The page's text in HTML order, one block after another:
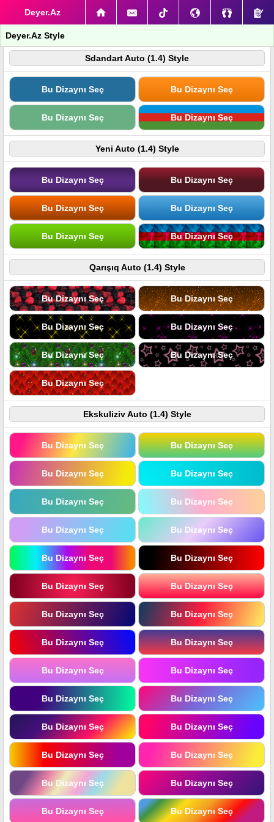
Deyer.Az
Deyer.Az Style
Sdandart Auto (1.4) Style
Bu Dizaynı Seç Bu Dizaynı Seç
Bu Dizaynı Seç Bu Dizaynı Seç
Yeni Auto (1.4) Style
Bu Dizaynı Seç Bu Dizaynı Seç
Bu Dizaynı Seç Bu Dizaynı Seç
Bu Dizaynı Seç Bu Dizaynı Seç
Qarışıq Auto (1.4) Style
Bu Dizaynı Seç Bu Dizaynı Seç
Bu Dizaynı Seç Bu Dizaynı Seç
Bu Dizaynı Seç Bu Dizaynı Seç
Bu Dizaynı Seç
Ekskuliziv Auto (1.4) Style
Bu Dizaynı Seç Bu Dizaynı Seç
Bu Dizaynı Seç Bu Dizaynı Seç
Bu Dizaynı Seç Bu Dizaynı Seç
Bu Dizaynı Seç Bu Dizaynı Seç
Bu Dizaynı Seç Bu Dizaynı Seç
Bu Dizaynı Seç Bu Dizaynı Seç
Bu Dizaynı Seç Bu Dizaynı Seç
Bu Dizaynı Seç Bu Dizaynı Seç
Bu Dizaynı Seç Bu Dizaynı Seç
Bu Dizaynı Seç Bu Dizaynı Seç
Bu Dizaynı Seç Bu Dizaynı Seç
Bu Dizaynı Seç Bu Dizaynı Seç
Bu Dizaynı Seç Bu Dizaynı Seç
Bu Dizaynı Seç Bu Dizaynı Seç